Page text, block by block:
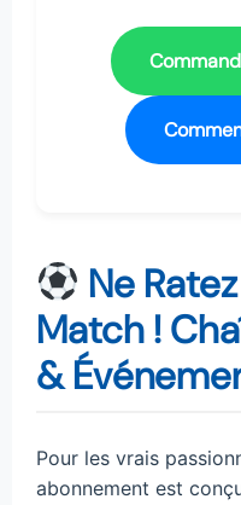
Ne
Match !
&
Pour les vrais
abonnement est